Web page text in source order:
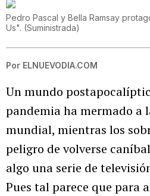
Pedro Pascal y Bella Ramsay
Us". (Suministrada)
Por ELNUEVODIA.COM
Un mundo
pandemia ha mermado a
mundial, mientras los
peligro de volverse
algo una serie de
Pues tal parece que para